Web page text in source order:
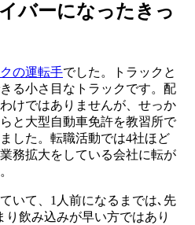
バーになったきっ
の運転手でした。トラックと
る小さ目なトラックです。配
けではありませんが、せっか
と大型自動車免許を教習所で
した。転職活動では4社ほど
務拡大をしている会社に転が
いて、1人前になるまでは､先
飲み込みが早い方ではあり